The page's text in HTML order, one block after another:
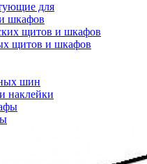
для
шкафов
щитов и шкафов
щитов и шкафов
шин
наклейки